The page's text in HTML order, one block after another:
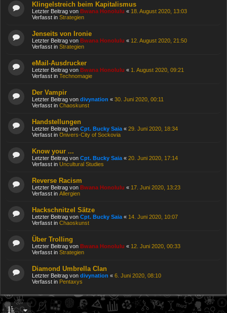
Klingelstreich beim Kapitalismus
Letzter Beitrag von Bwana Honolulu « 18. August 2020, 13:03
Verfasst in Strategien
Jenseits von Ironie
Letzter Beitrag von Bwana Honolulu « 12. August 2020, 21:50
Verfasst in Strategien
eMail-Ausdrucker
Letzter Beitrag von Bwana Honolulu « 1. August 2020, 09:21
Verfasst in Technomagie
Der Vampir
Letzter Beitrag von divynation « 30. Juni 2020, 00:11
Verfasst in Chaoskunst
Handstellungen
Letzter Beitrag von Cpt. Bucky Saia « 29. Juni 2020, 18:34
Verfasst in Ʊnivers-City of Sockovia
Know your ...
Letzter Beitrag von Cpt. Bucky Saia « 20. Juni 2020, 17:14
Verfasst in Uncultural Studies
Reverse Racism
Letzter Beitrag von Bwana Honolulu « 17. Juni 2020, 13:23
Verfasst in Allergien
Hackschnitzel Sätze
Letzter Beitrag von Cpt. Bucky Saia « 14. Juni 2020, 10:07
Verfasst in Chaoskunst
Über Trolling
Letzter Beitrag von Bwana Honolulu « 12. Juni 2020, 00:33
Verfasst in Strategien
Diamond Umbrella Clan
Letzter Beitrag von divynation « 6. Juni 2020, 08:10
Verfasst in Pentaxys